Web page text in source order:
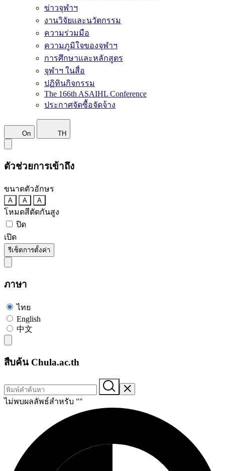
ข่าวจุฬาฯ
งานวิจัยและนวัตกรรม
ความร่วมมือ
ความภูมิใจของจุฬาฯ
การศึกษาและหลักสูตร
จุฬาฯ ในสื่อ
ปฏิทินกิจกรรม
The 166th ASAIHL Conference
ประกาศจัดซื้อจัดจ้าง
On TH
ตัวช่วยการเข้าถึง
ขนาดตัวอักษร
A A A
โหมดสีตัดกันสูง
ปิด
เปิด
รีเซ็ตการตั้งค่า
ภาษา
ไทย
English
中文
สืบค้น Chula.ac.th
ไม่พบผลลัพธ์สำหรับ ""